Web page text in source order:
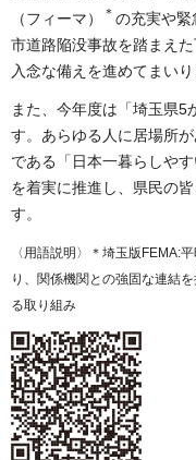
（フィーマ）
＊ の充実や緊
市道路陥没事故を踏まえ
入念な備えを進めてまいり
また、今年度は「埼玉県5
す。あらゆる人に居場所
である「日本一暮らしや
を着実に推進し、県民の
す。
〈用語説明〉＊埼玉版FEMA:
り、関係機関との強固な連結
る取り組み